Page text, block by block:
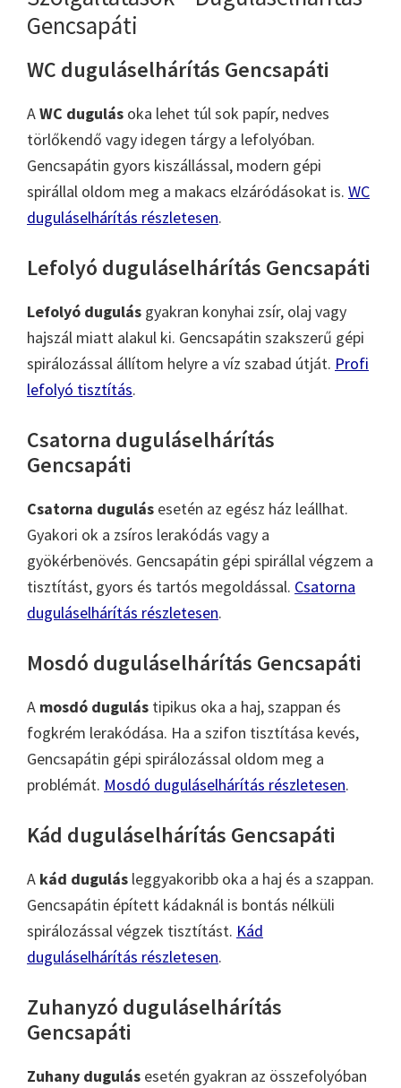
Gencsapáti
WC duguláselhárítás Gencsapáti
AWC dugulás oka lehet túl sok papír, nedves
törlőkendő vagy idegen tárgy a lefolyóban.
Gencsapátin gyors kiszállással, modern gépi
spirállal oldom meg a makacs elzáródásokat is. WC
duguláselhárítás részletesen.
Lefolyó duguláselhárítás Gencsapáti
Lefolyó dugulás gyakran konyhai zsír, olaj vagy
hajszál miatt alakul ki. Gencsapátin szakszerű gépi
spirálozással állítom helyre a víz szabad útját. Profi
lefolyó tisztítás.
Csatorna duguláselhárítás
Gencsapáti
Csatorna dugulás esetén az egész ház leállhat.
Gyakori ok a zsíros lerakódás vagy a
gyökérbenövés. Gencsapátin gépi spirállal végzem a
tisztítást, gyors és tartós megoldással. Csatorna
duguláselhárítás részletesen.
Mosdó duguláselhárítás Gencsapáti
A mosdó dugulás tipikus oka a haj, szappan és
fogkrém lerakódása. Ha a szifon tisztítása kevés,
Gencsapátin gépi spirálozással oldom meg a
problémát. Mosdó duguláselhárítás részletesen.
Kád duguláselhárítás Gencsapáti
A kád dugulás leggyakoribb oka a haj és a szappan.
Gencsapátin épített kádaknál is bontás nélküli
spirálozással végzek tisztítást. Kád
duguláselhárítás részletesen.
Zuhanyzó duguláselhárítás
Gencsapáti
Zuhany dugulás esetén gyakran az összefolyóban